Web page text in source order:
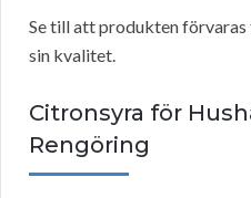
Se till att produkten
sin kvalitet.
Citronsyra för
Rengöring